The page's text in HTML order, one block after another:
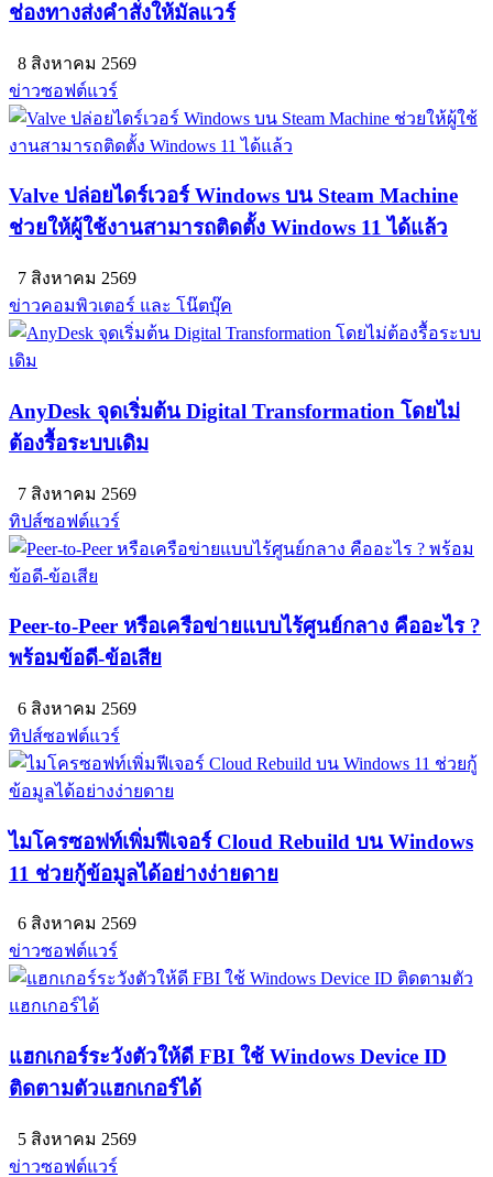
ช่องทางส่งคำสั่งให้มัลแวร์
8 สิงหาคม 2569
ข่าวซอฟต์แวร์
Valve ปล่อยไดร์เวอร์ Windows บน Steam Machine
ช่วยให้ผู้ใช้งานสามารถติดตั้ง Windows 11 ได้แล้ว
7 สิงหาคม 2569
ข่าวคอมพิวเตอร์ และ โน๊ตบุ๊ค
AnyDesk จุดเริ่มต้น Digital Transformation โดยไม่
ต้องรื้อระบบเดิม
7 สิงหาคม 2569
ทิปส์ซอฟต์แวร์
Peer-to-Peer หรือเครือข่ายแบบไร้ศูนย์กลาง คืออะไร ?
พร้อมข้อดี-ข้อเสีย
6 สิงหาคม 2569
ทิปส์ซอฟต์แวร์
ไมโครซอฟท์เพิ่มฟีเจอร์ Cloud Rebuild บน Windows
11 ช่วยกู้ข้อมูลได้อย่างง่ายดาย
6 สิงหาคม 2569
ข่าวซอฟต์แวร์
แฮกเกอร์ระวังตัวให้ดี FBI ใช้ Windows Device ID
ติดตามตัวแฮกเกอร์ได้
5 สิงหาคม 2569
ข่าวซอฟต์แวร์